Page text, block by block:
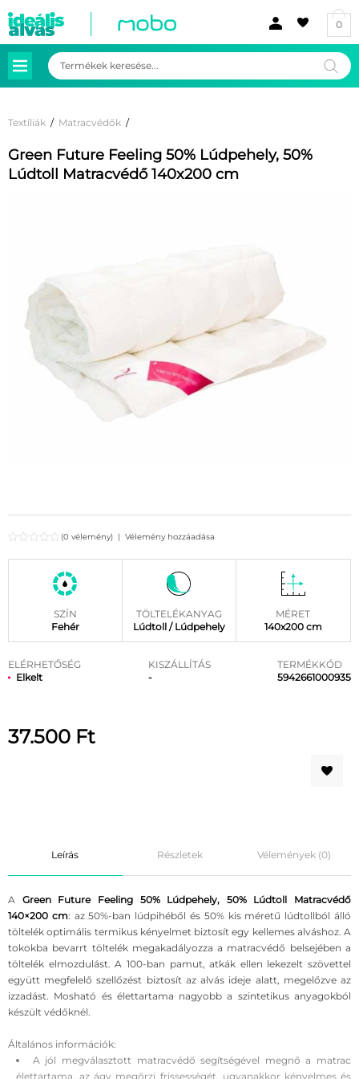
0
Products
search
Textíliák / Matracvédők /
Green Future Feeling 50% Lúdpehely, 50%
Lúdtoll Matracvédő 140x200 cm
(0 vélemény) | Vélemény hozzáadása
SZÍN
Fehér
TÖLTELÉKANYAG
Lúdtoll / Lúdpehely
MÉRET
140x200 cm
ELÉRHETŐSÉG
Elkelt
KISZÁLLÍTÁS
-
TERMÉKKÓD
5942661000935
37.500 Ft
Leírás Részletek Vélemények (0)
A Green Future Feeling 50% Lúdpehely, 50% Lúdtoll Matracvédő
140×200 cm: az 50%-ban lúdpihéből és 50% kis méretű lúdtollból álló
töltelék optimális termikus kényelmet biztosít egy kellemes alváshoz. A
tokokba bevarrt töltelék megakadályozza a matracvédő belsejében a
töltelék elmozdulást. A 100-ban pamut, atkák ellen lekezelt szövettel
együtt megfelelő szellőzést biztosít az alvás ideje alatt, megelőzve az
izzadást. Mosható és élettartama nagyobb a szintetikus anyagokból
készült védőknél.
Általános információk:
A jól megválasztott matracvédő segítségével megnő a matrac
élettartama, az ágy megőrzi frissességét, ugyanakkor kényelmes és